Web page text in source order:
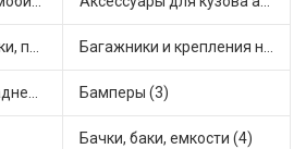
Амортизаторы, стойки, подушки стоек (36) Багажники и крепления на крышу (1)
Балки передней и задней подвески (4) Бамперы (3)
Бачки, баки, емкости (4)